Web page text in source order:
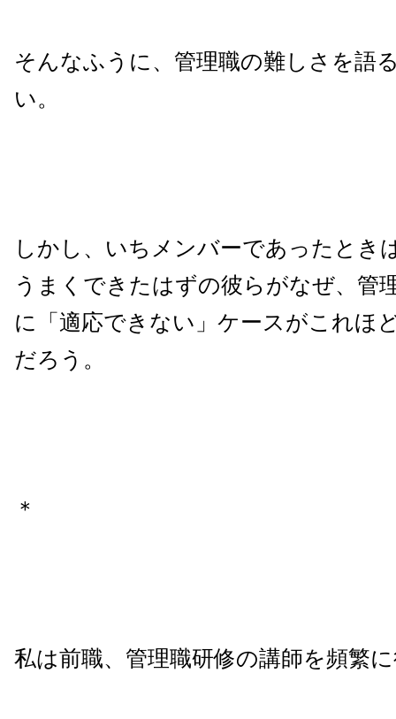
そんなふうに、管理職の難しさを語
い。
しかし、いちメンバーであったとき
うまくできたはずの彼らがなぜ、管
に「適応できない」ケースがこれほ
だろう。
＊
私は前職、管理職研修の講師を頻繁